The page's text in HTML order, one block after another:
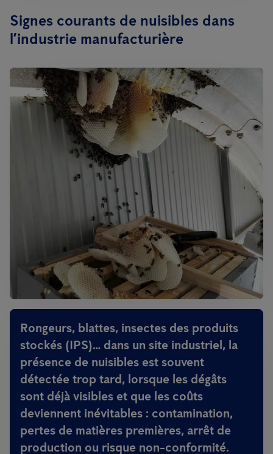
Signes courants de nuisibles dans
l’industrie manufacturière
Rongeurs, blattes, insectes des produits
stockés (IPS)… dans un site industriel, la
présence de nuisibles est souvent
détectée trop tard, lorsque les dégâts
sont déjà visibles et que les coûts
deviennent inévitables : contamination,
pertes de matières premières, arrêt de
production ou risque non-conformité.